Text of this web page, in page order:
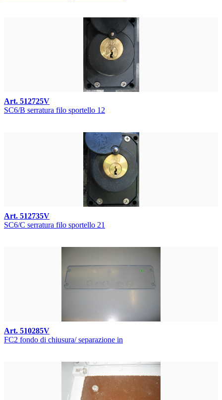
Art. 512725V
SC6/B serratura filo sportello 12
Art. 512735V
SC6/C serratura filo sportello 21
Art. 510285V
FC2 fondo di chiusura/ separazione in